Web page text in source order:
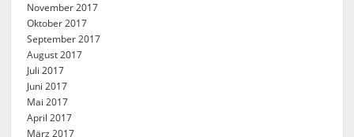
November 2017
Oktober 2017
September 2017
August 2017
Juli 2017
Juni 2017
Mai 2017
April 2017
März 2017